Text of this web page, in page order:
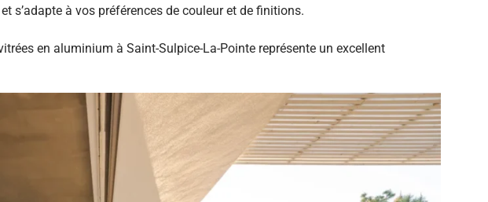
s’adapte à vos préférences de couleur et de finitions.
en aluminium à Saint-Sulpice-La-Pointe représente un excellent